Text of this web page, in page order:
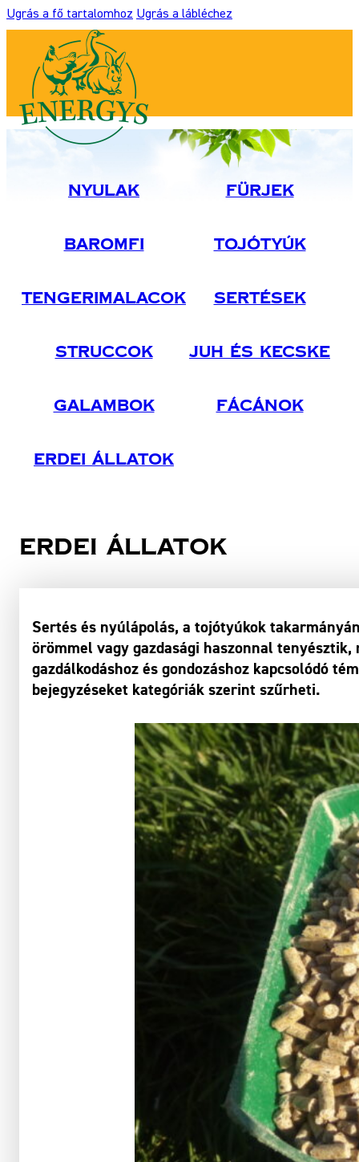
Ugrás a fő tartalomhoz Ugrás a lábléchez
Nyulak Fürjek
Baromfi Tojótyúk
Tengerimalacok Sertések
Struccok Juh És Kecske
Galambok Fácánok
Erdei Állatok
Erdei állatok
Sertés és nyúlápolás, a tojótyúkok
örömmel vagy gazdasági haszonnal
gazdálkodáshoz és gondozáshoz kapcsolódó
bejegyzéseket kategóriák szerint szűrheti.